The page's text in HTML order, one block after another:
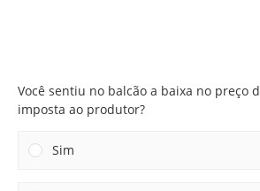
Você sentiu no balcão a baixa no preço
imposta ao produtor?
Sim